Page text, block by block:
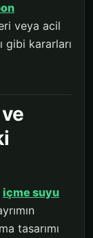
veya acil
gibi kararları
içme suyu
tasarımı